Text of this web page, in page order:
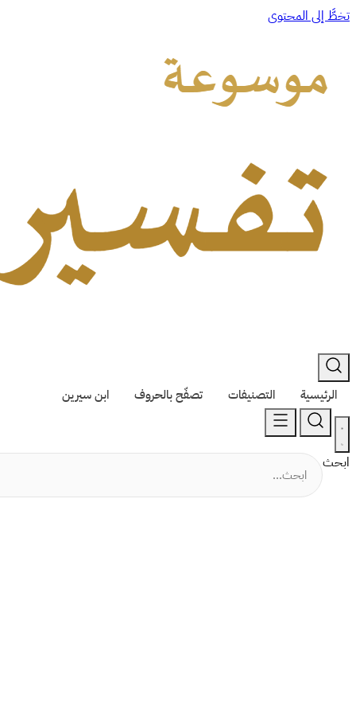
تخطَّ إلى المحتوى
الرئيسية التصنيفات تصفّح بالحروف ابن سيرين
ابحث